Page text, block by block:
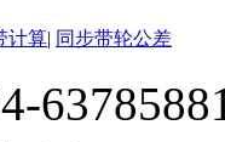
计算| 同步带轮公差